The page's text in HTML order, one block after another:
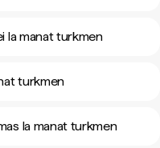
la manat turkmen
turkmen
la manat turkmen